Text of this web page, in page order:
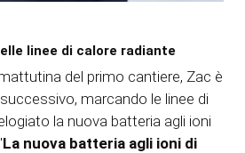
linee di calore radiante
del primo cantiere, Zac è
marcando le linee di
la nuova batteria agli ioni
La nuova batteria agli ioni di